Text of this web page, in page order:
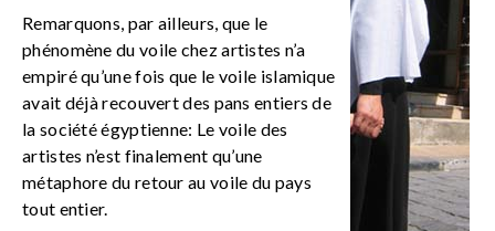
Remarquons, par ailleurs, que le
phénomène du voile chez artistes n’a
empiré qu’une fois que le voile islamique
avait déjà recouvert des pans entiers de
la société égyptienne: Le voile des
artistes n’est finalement qu’une
métaphore du retour au voile du pays
tout entier.